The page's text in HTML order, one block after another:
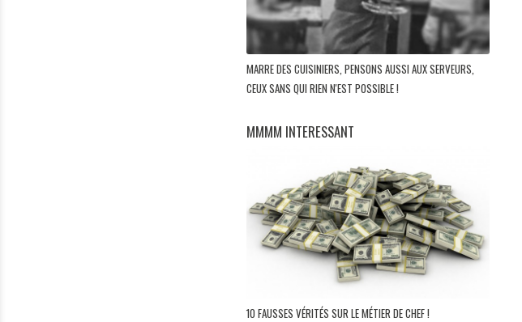
MARRE DES CUISINIERS, PENSONS AUSSI AUX SERVEURS,
CEUX SANS QUI RIEN N'EST POSSIBLE !
MMMM INTERESSANT
10 FAUSSES VÉRITÉS SUR LE MÉTIER DE CHEF !